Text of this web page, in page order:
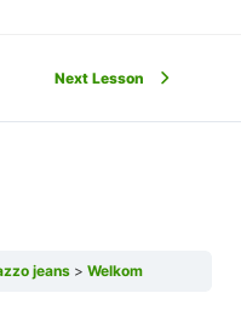
Next Lesson
jeans Welkom